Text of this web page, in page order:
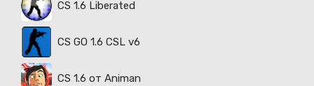
CS 1.6 Liberated
CS GO 1.6 CSL v6
CS 1.6 от Animan